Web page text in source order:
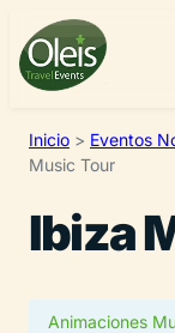
Inicio > Eventos
Music Tour
Ibiza
Animaciones